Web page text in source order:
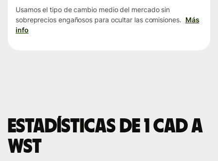
Usamos el tipo de cambio medio del mercado sin
sobreprecios engañosos para ocultar las comisiones. Más
info
Estadísticas de 1 CAD a
WST